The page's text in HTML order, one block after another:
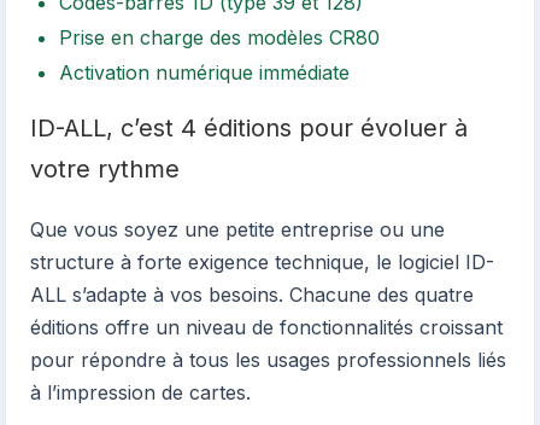
Prise en charge des modèles CR80
Activation numérique immédiate
ID-ALL, c’est 4 éditions pour évoluer à
votre rythme
Que vous soyez une petite entreprise ou une
structure à forte exigence technique, le logiciel ID-
ALL s’adapte à vos besoins. Chacune des quatre
éditions offre un niveau de fonctionnalités croissant
pour répondre à tous les usages professionnels liés
à l’impression de cartes.